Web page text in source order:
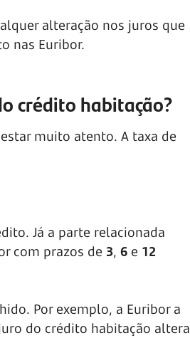
alteração nos juros que
nas Euribor.
crédito habitação?
muito atento. A taxa de
Já a parte relacionada
com prazos de 3, 6 e 12
Por exemplo, a Euribor a
do crédito habitação altera